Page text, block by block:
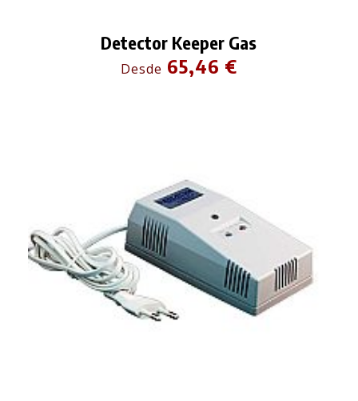
Detector Keeper Gas
Desde 65,46 €